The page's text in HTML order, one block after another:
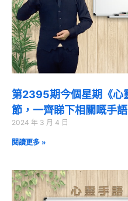
第2395期今個星期《心
節，一齊睇下相關嘅手語
2024 年 3 月 4 日
閱讀更多 »